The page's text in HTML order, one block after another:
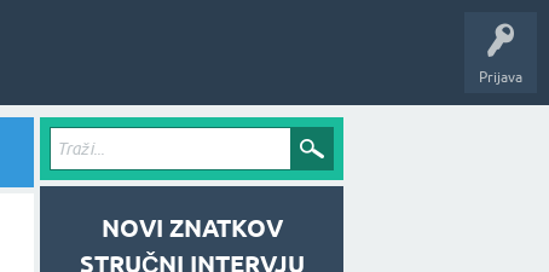
Prijava
NOVI ZNATKOV
STRUČNI INTERVJU